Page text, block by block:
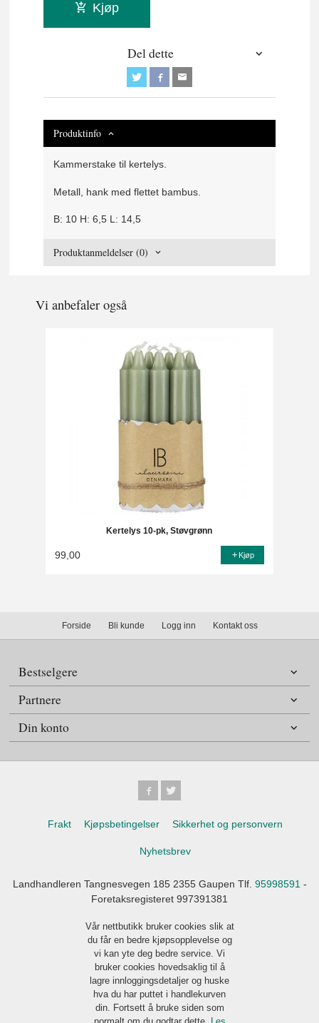
Kjøp
Del dette
Produktinfo
Kammerstake til kertelys.
Metall, hank med flettet bambus.
B: 10 H: 6,5 L: 14,5
Produktanmeldelser (0)
Vi anbefaler også
Kertelys 10-pk, Støvgrønn
99,00 Kjøp
Forside Bli kunde Logg inn Kontakt oss
Bestselgere
Partnere
Din konto
Frakt Kjøpsbetingelser Sikkerhet og personvern
Nyhetsbrev
Landhandleren Tangnesvegen 185 2355 Gaupen Tlf. 95998591 -
Foretaksregisteret 997391381
Vår nettbutikk bruker cookies slik at
du får en bedre kjøpsopplevelse og
vi kan yte deg bedre service. Vi
bruker cookies hovedsaklig til å
lagre innloggingsdetaljer og huske
hva du har puttet i handlekurven
din. Fortsett å bruke siden som